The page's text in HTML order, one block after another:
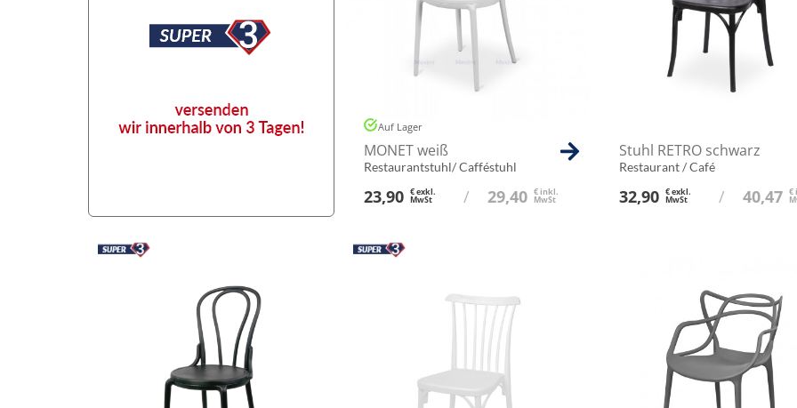
Auf Lager
MONET weiß
Restaurantstuhl/ Cafféstuhl
23,90 € exkl.
MwSt / 29,40 € inkl.
MwSt
Stuhl RETRO schwarz
Restaurant / Café
32,90 € exkl.
MwSt / 40,47 €